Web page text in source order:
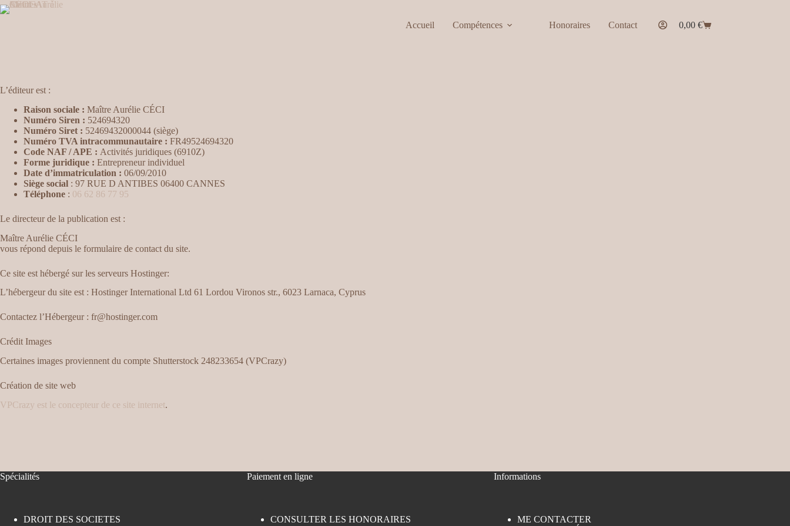
Passer
au
Accueil Compétences Honoraires Contact
Panier
0,00 €
L’éditeur est :
Raison sociale : Maître Aurélie CÉCI
Numéro Siren : 524694320
Numéro Siret : 52469432000044 (siège)
Numéro TVA intracommunautaire : FR49524694320
Code NAF / APE : Activités juridiques (6910Z)
Forme juridique : Entrepreneur individuel
Date d’immatriculation : 06/09/2010
Siège social : 97 RUE D ANTIBES 06400 CANNES
Téléphone : 06 62 86 77 95
Le directeur de la publication est :
Maître Aurélie CÉCI
vous répond depuis le formulaire de contact du site.
Ce site est hébergé sur les serveurs Hostinger:
L’hébergeur du site est : Hostinger International Ltd 61 Lordou Vironos str., 6023 Larnaca, Cyprus
Contactez l’Hébergeur : fr@hostinger.com
​Crédit Images
Certaines images proviennent du compte Shutterstock 248233654 (VPCrazy)
Création de site web
VPCrazy est le concepteur de ce site internet.
Spécialités
DROIT DES SOCIETES
Paiement en ligne
CONSULTER LES HONORAIRES
Informations
ME CONTACTER